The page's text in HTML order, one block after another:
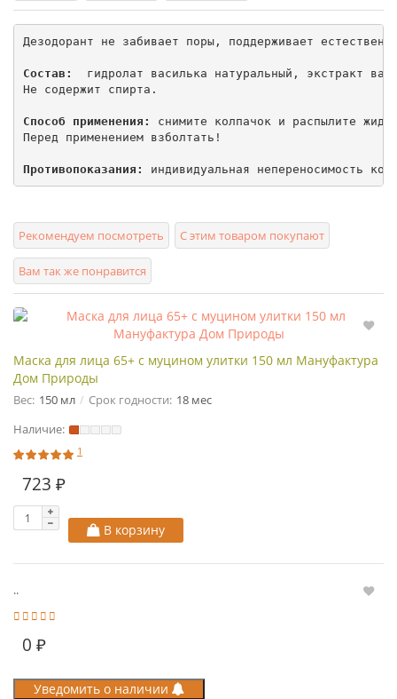
Дезодорант не забивает поры, поддерживает
Состав:
гидролат василька натуральный, экстракт
Не содержит спирта.
Способ применения:
снимите колпачок и распылите
Перед применением взболтать!
Противопоказания: индивидуальная непереносимость
Рекомендуем посмотреть С этим товаром покупают
Вам так же понравится
Маска для лица 65+ с муцином улитки 150 мл Мануфактура
Дом Природы
Вес: 150 мл Срок годности: 18 мес
Наличие:
1
723 ₽
В корзину
..
0 ₽
Уведомить о наличии